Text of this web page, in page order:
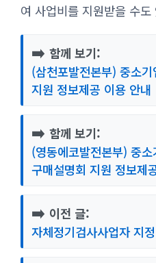
여 사업비를 지원받을 수도
➡️ 함께 보기:
(삼천포발전본부) 중소
지원 정보제공 이용 안내
➡️ 함께 보기:
(영동에코발전본부) 중
구매설명회 지원 정보제
➡️ 이전 글:
자체정기검사사업자 지